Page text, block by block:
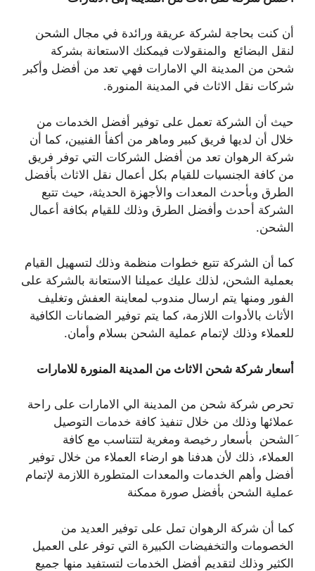
أن كنت بحاجة لشركة عريقة ورائدة في مجال الشحن
لنقل البضائع والمنقولات فيمكنك الاستعانة بشركة
شحن من المدينة الي الامارات فهي تعد من أفضل وأكبر
شركات نقل الاثاث في المدينة المنورة.
حيث أن الشركة تعمل على توفير أفضل الخدمات من
خلال أن لديها فريق كبير وماهر من أكفأ الفنيين، كما أن
شركة الرهوان تعد من أفضل الشركات التي توفر فريق
من كافة الجنسيات للقيام بكل أعمال نقل الاثاث بأفضل
الطرق وبأحدث المعدات والأجهزة الحديثة، حيث تتبع
الشركة أحدث وأفضل الطرق وذلك للقيام بكافة أعمال
الشحن.
كما أن الشركة تتبع خطوات منظمة وذلك لتسهيل القيام
بعملية الشحن، لذلك عليك عميلنا الاستعانة بالشركة على
الفور ومنها يتم ارسال مندوب لمعاينة العفش وتغليف
الأثاث بالأدوات اللازمة، كما يتم توفير الضمانات الكافية
للعملاء وذلك لإتمام عملية الشحن بسلام وأمان.
أسعار شركة شحن الاثاث من المدينة المنورة للامارات
تحرص شركة شحن من المدينة الي الامارات على راحة
عملائها وذلك من خلال تنفيذ كافة خدمات التوصيل
َالشحن بأسعار رخيصة ومغرية لتتناسب مع كافة
العملاء، ذلك لأن هدفنا هو ارضاء العملاء من خلال توفير
أفضل وأهم الخدمات والمعدات المتطورة اللازمة لإتمام
عملية الشحن بأفضل صورة ممكنة
كما أن شركة الرهوان تمل على توفير العديد من
الخصومات والتخفيضات الكبيرة التي توفر على العميل
الكثير وذلك لتقديم أفضل الخدمات لتستفيد منها جميع